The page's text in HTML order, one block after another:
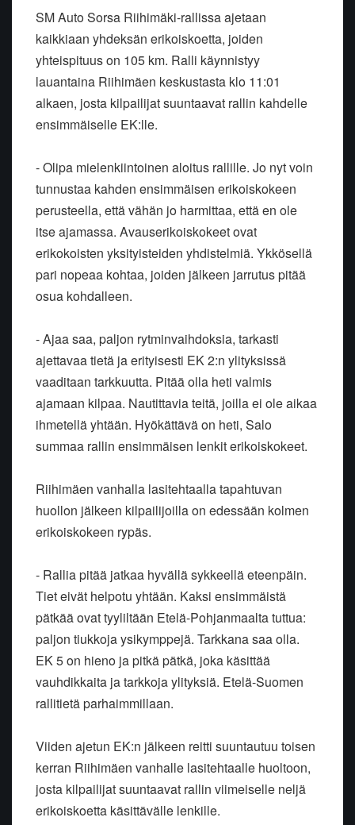
SM Auto Sorsa Riihimäki-rallissa ajetaan
kaikkiaan yhdeksän erikoiskoetta, joiden
yhteispituus on 105 km. Ralli käynnistyy
lauantaina Riihimäen keskustasta klo 11:01
alkaen, josta kilpailijat suuntaavat rallin kahdelle
ensimmäiselle EK:lle.
- Olipa mielenkiintoinen aloitus rallille. Jo nyt voin
tunnustaa kahden ensimmäisen erikoiskokeen
perusteella, että vähän jo harmittaa, että en ole
itse ajamassa. Avauserikoiskokeet ovat
erikokoisten yksityisteiden yhdistelmiä. Ykkösellä
pari nopeaa kohtaa, joiden jälkeen jarrutus pitää
osua kohdalleen.
- Ajaa saa, paljon rytminvaihdoksia, tarkasti
ajettavaa tietä ja erityisesti EK 2:n ylityksissä
vaaditaan tarkkuutta. Pitää olla heti valmis
ajamaan kilpaa. Nautittavia teitä, joilla ei ole aikaa
ihmetellä yhtään. Hyökättävä on heti, Salo
summaa rallin ensimmäisen lenkit erikoiskokeet.
Riihimäen vanhalla lasitehtaalla tapahtuvan
huollon jälkeen kilpailijoilla on edessään kolmen
erikoiskokeen rypäs.
- Rallia pitää jatkaa hyvällä sykkeellä eteenpäin.
Tiet eivät helpotu yhtään. Kaksi ensimmäistä
pätkää ovat tyyliltään Etelä-Pohjanmaalta tuttua:
paljon tiukkoja ysikymppejä. Tarkkana saa olla.
EK 5 on hieno ja pitkä pätkä, joka käsittää
vauhdikkaita ja tarkkoja ylityksiä. Etelä-Suomen
rallitietä parhaimmillaan.
Viiden ajetun EK:n jälkeen reitti suuntautuu toisen
kerran Riihimäen vanhalle lasitehtaalle huoltoon,
josta kilpailijat suuntaavat rallin viimeiselle neljä
erikoiskoetta käsittävälle lenkille.